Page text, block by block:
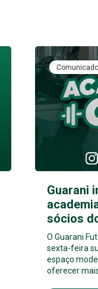
Guarani
sócios
O Guarani
sexta-feira
espaço
oferecer